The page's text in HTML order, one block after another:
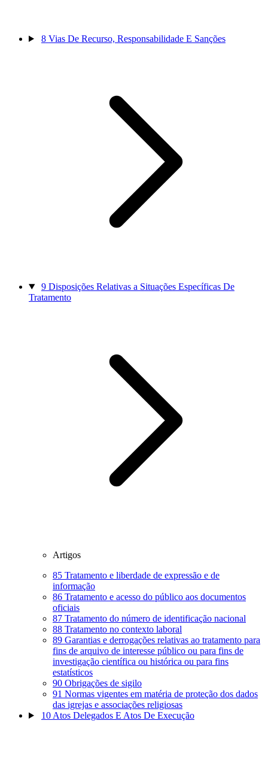
8 Vias De Recurso, Responsabilidade E Sanções
9 Disposições Relativas a Situações Específicas De
Tratamento
Artigos
85 Tratamento e liberdade de expressão e de
informação
86 Tratamento e acesso do público aos documentos
oficiais
87 Tratamento do número de identificação nacional
88 Tratamento no contexto laboral
89 Garantias e derrogações relativas ao tratamento para
fins de arquivo de interesse público ou para fins de
investigação científica ou histórica ou para fins
estatísticos
90 Obrigações de sigilo
91 Normas vigentes em matéria de proteção dos dados
das igrejas e associações religiosas
10 Atos Delegados E Atos De Execução